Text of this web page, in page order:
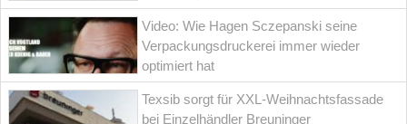
Video: Wie Hagen Sczepanski seine
Verpackungsdruckerei immer wieder
optimiert hat
Texsib sorgt für XXL-Weihnachtsfassade
bei Einzelhändler Breuninger